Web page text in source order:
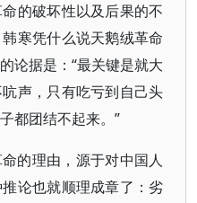
的破坏性以及后果的不
寒凭什么说天鹅绒革命
论据是：“最关键是就大
声，只有吃亏到自己头
都团结不起来。”
的理由，源于对中国人
论也就顺理成章了：劣